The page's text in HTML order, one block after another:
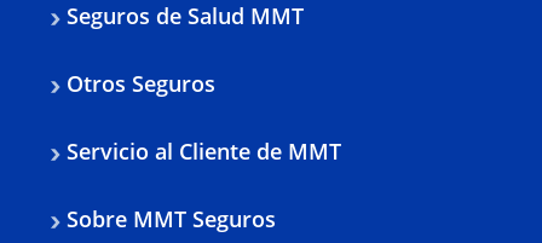
Seguros de Salud MMT
Otros Seguros
Servicio al Cliente de MMT
Sobre MMT Seguros